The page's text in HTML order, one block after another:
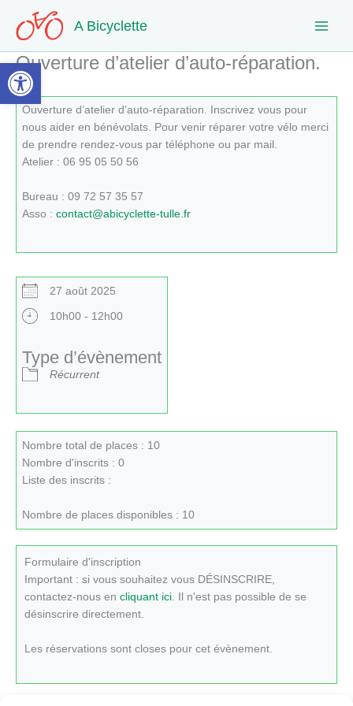
Ouvrir la barre d’outils
contenu
A Bicyclette
Ouverture d’atelier d’auto-réparation.
Ouverture d’atelier d’auto-réparation. Inscrivez vous pour
nous aider en bénévolats. Pour venir réparer votre vélo merci
de prendre rendez-vous par téléphone ou par mail.
Atelier : 06 95 05 50 56
Bureau : 09 72 57 35 57
Asso : contact@abicyclette-tulle.fr
27 août 2025
10h00 - 12h00
Type d’évènement
Récurrent
Nombre total de places : 10
Nombre d'inscrits : 0
Liste des inscrits :
Nombre de places disponibles : 10
Formulaire d'inscription
Important : si vous souhaitez vous DÉSINSCRIRE,
contactez-nous en cliquant ici. Il n'est pas possible de se
désinscrire directement.
Les réservations sont closes pour cet évènement.